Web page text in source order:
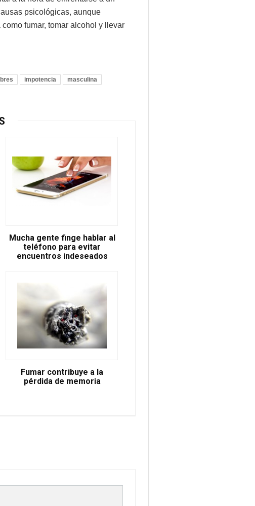
psicológicas, aunque
fumar, tomar alcohol y llevar
impotencia
masculina
Mucha gente finge hablar al
teléfono para evitar
encuentros indeseados
Fumar contribuye a la
pérdida de memoria